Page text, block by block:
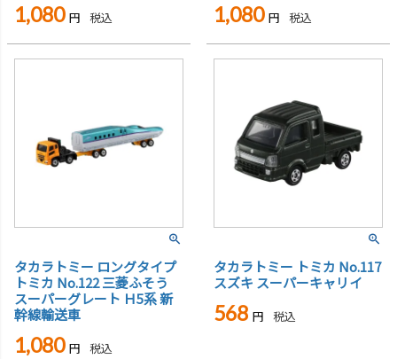
1,080 税込 1,080 税込
タカラトミー ロングタイプ
トミカ No.122 三菱ふそう
スーパーグレート Ｈ5系 新
幹線輸送車
1,080 税込
タカラトミー トミカ No.117
スズキ スーパーキャリイ
568 税込